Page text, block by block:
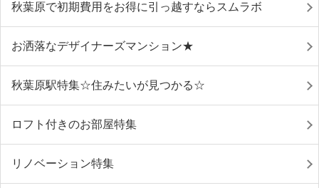
秋葉原で初期費用をお得に引っ越すならスムラボ
お洒落なデザイナーズマンション★
秋葉原駅特集☆住みたいが見つかる☆
ロフト付きのお部屋特集
リノベーション特集